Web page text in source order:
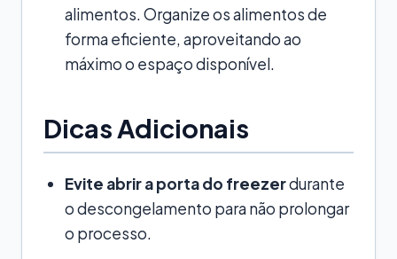
alimentos. Organize os alimentos de
forma eficiente, aproveitando ao
máximo o espaço disponível.
Dicas Adicionais
Evite abrir a porta do freezerdurante
o descongelamento para não prolongar
o processo.